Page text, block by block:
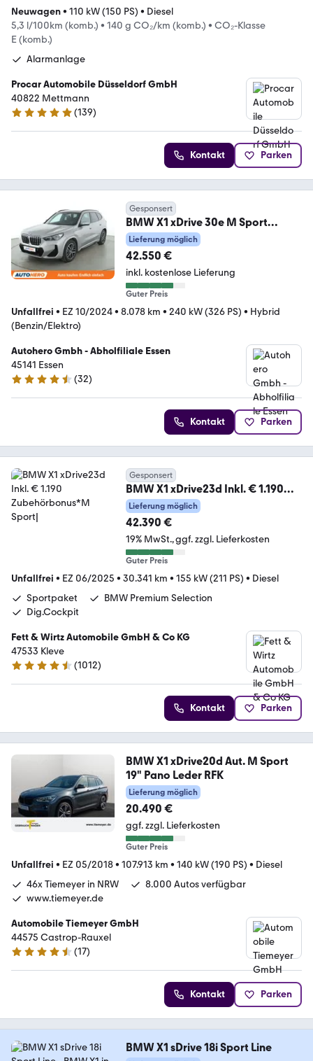
Neuwagen• 110 kW (150 PS) • Diesel
5,3 l/100km (komb.) • 140 g CO₂/km (komb.) • CO₂-Klasse
E (komb.)
Alarmanlage
Procar Automobile Düsseldorf GmbH
40822 Mettmann
4.9 Sterne
(139)
Kontakt Parken
Gesponsert
BMW X1 xDrive 30e M Sport
Aut.*NAVI*LED*PANO*CAM*PDC
Lieferung möglich
42.550 €
inkl. kostenlose Lieferung
Guter Preis
Unfallfrei • EZ 10/2024• 8.078 km • 240 kW (326 PS) • Hybrid
(Benzin/Elektro)
Autohero Gmbh - Abholfiliale Essen
45141 Essen
4.7 Sterne
(32)
Kontakt Parken
Gesponsert
BMW X1 xDrive23d Inkl. € 1.190
Zubehörbonus*M Sport|
Lieferung möglich
42.390 €
19% MwSt. ggf. zzgl. Lieferkosten
Guter Preis
Unfallfrei • EZ 06/2025 • 30.341 km • 155 kW (211 PS) • Diesel
Sportpaket
BMW Premium Selection
Dig.Cockpit
Fett & Wirtz Automobile GmbH & Co KG
47533 Kleve
4.6 Sterne
(1012)
Kontakt Parken
BMW X1 xDrive20d Aut. M Sport
19" Pano Leder RFK
Lieferung möglich
20.490 €
ggf. zzgl. Lieferkosten
Guter Preis
Unfallfrei • EZ 05/2018• 107.913 km • 140 kW (190 PS) • Diesel
46x Tiemeyer in NRW
8.000 Autos verfügbar
www.tiemeyer.de
Automobile Tiemeyer GmbH
44575 Castrop-Rauxel
4.6 Sterne
(17)
Kontakt Parken
BMW X1 sDrive 18i Sport Line